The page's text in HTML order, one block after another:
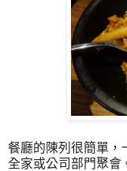
餐廳的陳列很簡單，
全家或公司部門聚會